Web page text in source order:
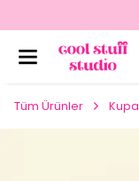
Tüm Ürünler Kupa